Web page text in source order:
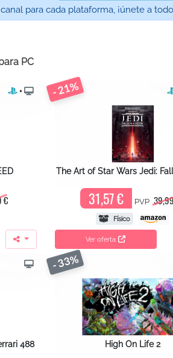
para cada plataforma, ¡únete a
PC
+
€
- 21%
The Art of Star Wars Jedi:
31,57 € PVP
Físico
Ver oferta
488
- 33%
High On Life 2